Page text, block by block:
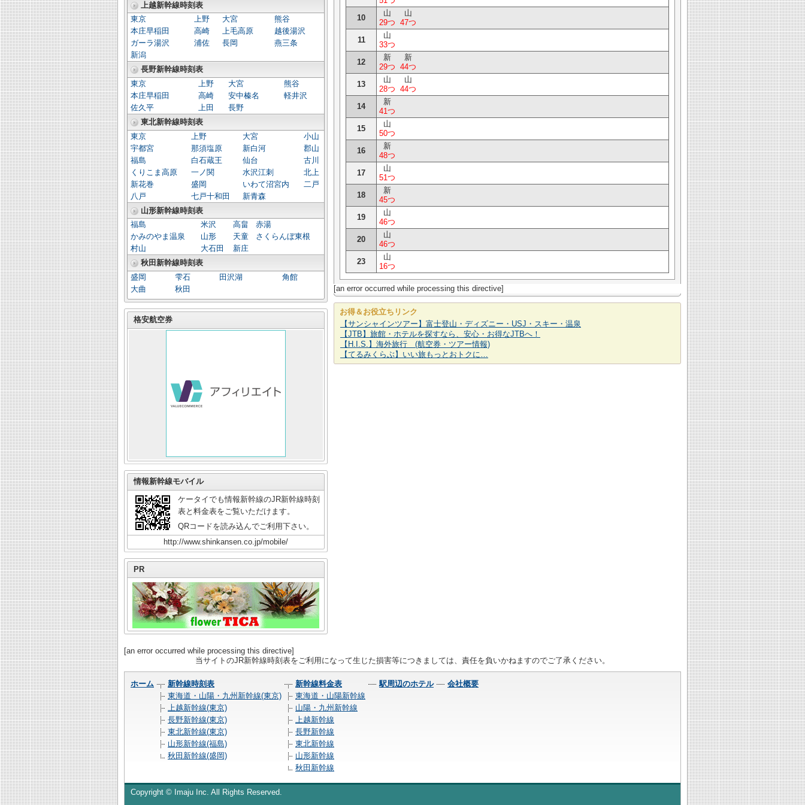
10
山
29つ
山
47つ
11
山
33つ
12
新
29つ
新
44つ
13
山
28つ
山
44つ
14
新
41つ
15
山
50つ
16
新
48つ
17
山
51つ
18
新
45つ
19
山
46つ
20
山
46つ
23
山
16つ
[an error occurred while processing this directive]
お得＆お役立ちリンク
【サンシャインツアー】富士登山・ディズニー・USJ・スキー・温泉
【JTB】旅館・ホテルを探すなら、安心・お得なJTBへ！
【H.I.S.】海外旅行 (航空券・ツアー情報)
【てるみくらぶ】いい旅もっとおトクに…
上越新幹線時刻表
東京
上野 大宮
熊谷
本庄早稲田
高崎 上毛高原
越後湯沢
ガーラ湯沢
浦佐 長岡
燕三条
新潟
長野新幹線時刻表
東京
上野 大宮
熊谷
本庄早稲田
高崎 安中榛名
軽井沢
佐久平
上田
長野
東北新幹線時刻表
東京
上野 大宮
小山
宇都宮
那須塩原 新白河
郡山
福島
白石蔵王 仙台
古川
くりこま高原
一ノ関 水沢江刺
北上
新花巻
盛岡 いわて沼宮内
二戸
八戸
七戸十和田
新青森
山形新幹線時刻表
福島
米沢 高畠
赤湯
かみのやま温泉
山形 天童
さくらんぼ東根
村山
大石田
新庄
秋田新幹線時刻表
盛岡
雫石 田沢湖
角館
大曲
秋田
格安航空券
情報新幹線モバイル
ケータイでも情報新幹線のJR新幹線時刻
表と料金表をご覧いただけます。
QRコードを読み込んでご利用下さい。
http://www.shinkansen.co.jp/mobile/
PR
[an error occurred while processing this directive]
当サイトのJR新幹線時刻表をご利用になって生じた損害等につきましては、責任を負いかねますのでご了承ください。
ホーム
新幹線時刻表
東海道・山陽・九州新幹線(東京)
上越新幹線(東京)
長野新幹線(東京)
東北新幹線(東京)
山形新幹線(福島)
秋田新幹線(盛岡)
新幹線料金表
東海道・山陽新幹線
山陽・九州新幹線
上越新幹線
長野新幹線
東北新幹線
山形新幹線
秋田新幹線
駅周辺のホテル 会社概要
Copyright © Imaju Inc. All Rights Reserved.